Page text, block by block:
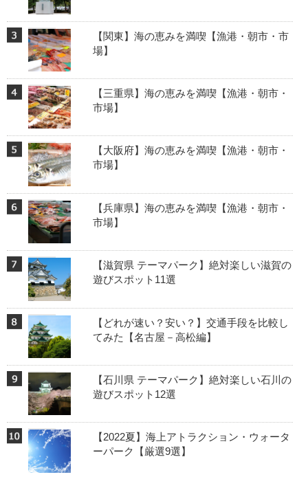
【関東】海の恵みを満喫【漁港・朝市・市
場】
【三重県】海の恵みを満喫【漁港・朝市・
市場】
【大阪府】海の恵みを満喫【漁港・朝市・
市場】
【兵庫県】海の恵みを満喫【漁港・朝市・
市場】
【滋賀県 テーマパーク】絶対楽しい滋賀の
遊びスポット11選
【どれが速い？安い？】交通手段を比較し
てみた【名古屋－高松編】
【石川県 テーマパーク】絶対楽しい石川の
遊びスポット12選
【2022夏】海上アトラクション・ウォータ
ーパーク【厳選9選】